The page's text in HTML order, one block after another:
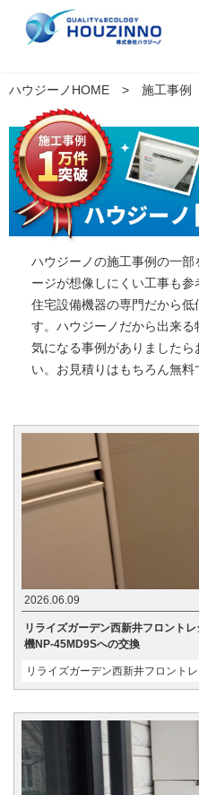
ハウジーノHOME 施工事例
ハウジーノの施工事例の一
ージが想像しにくい工事も参
住宅設備機器の専門だから
す。ハウジーノだから出来る
気になる事例がありました
い。お見積りはもちろん無料
2026.06.09
リライズガーデン西新井フロント
機NP-45MD9Sへの交換
リライズガーデン西新井フロント